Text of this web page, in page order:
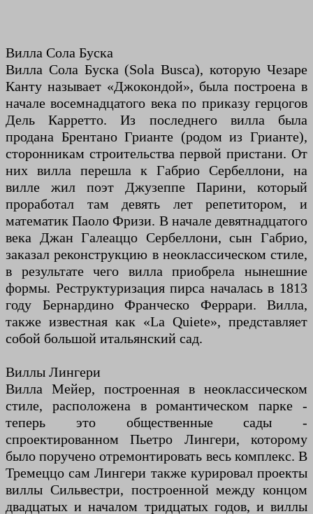
Вилла Сола Буска
Вилла Сола Буска (Sola Busca), которую Чезаре
Канту называет «Джокондой», была построена в
начале восемнадцатого века по приказу герцогов
Дель Карретто. Из последнего вилла была
продана Брентано Грианте (родом из Грианте),
сторонникам строительства первой пристани. От
них вилла перешла к Габрио Сербеллони, на
вилле жил поэт Джузеппе Парини, который
проработал там девять лет репетитором, и
математик Паоло Фризи. В начале девятнадцатого
века Джан Галеаццо Сербеллони, сын Габрио,
заказал реконструкцию в неоклассическом стиле,
в результате чего вилла приобрела нынешние
формы. Реструктуризация пирса началась в 1813
году Бернардино Франческо Феррари. Вилла,
также известная как «La Quiete», представляет
собой большой итальянский сад.
Виллы Лингери
Вилла Мейер, построенная в неоклассическом
стиле, расположена в романтическом парке -
теперь это общественные сады -
спроектированном Пьетро Лингери, которому
было поручено отремонтировать весь комплекс. В
Тремеццо сам Лингери также курировал проекты
виллы Сильвестри, построенной между концом
двадцатых и началом тридцатых годов, и виллы